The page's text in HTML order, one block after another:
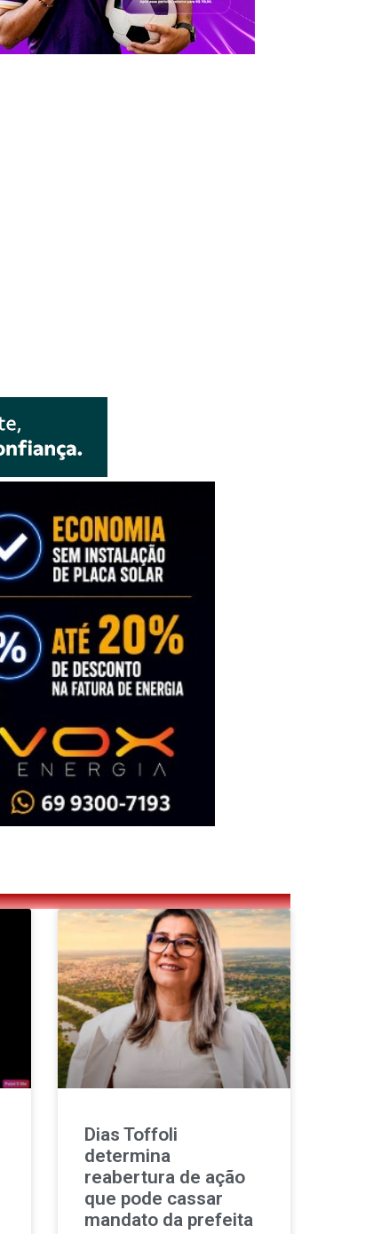
Dias Toffoli
determina
reabertura de ação
que pode cassar
mandato da prefeita